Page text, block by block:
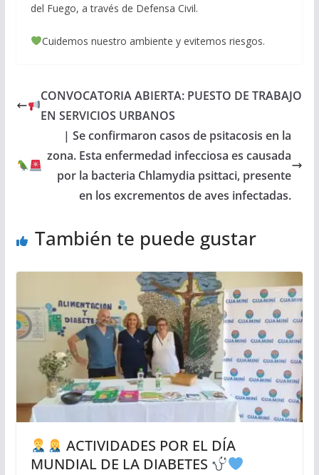
del Fuego, a través de Defensa Civil.
Cuidemos nuestro ambiente y evitemos riesgos.
CONVOCATORIA ABIERTA: PUESTO DE TRABAJO
EN SERVICIOS URBANOS
| Se confirmaron casos de psitacosis en la
zona. Esta enfermedad infecciosa es causada
por la bacteria Chlamydia psittaci, presente
en los excrementos de aves infectadas.
También te puede gustar
ACTIVIDADES POR EL DÍA
MUNDIAL DE LA DIABETES